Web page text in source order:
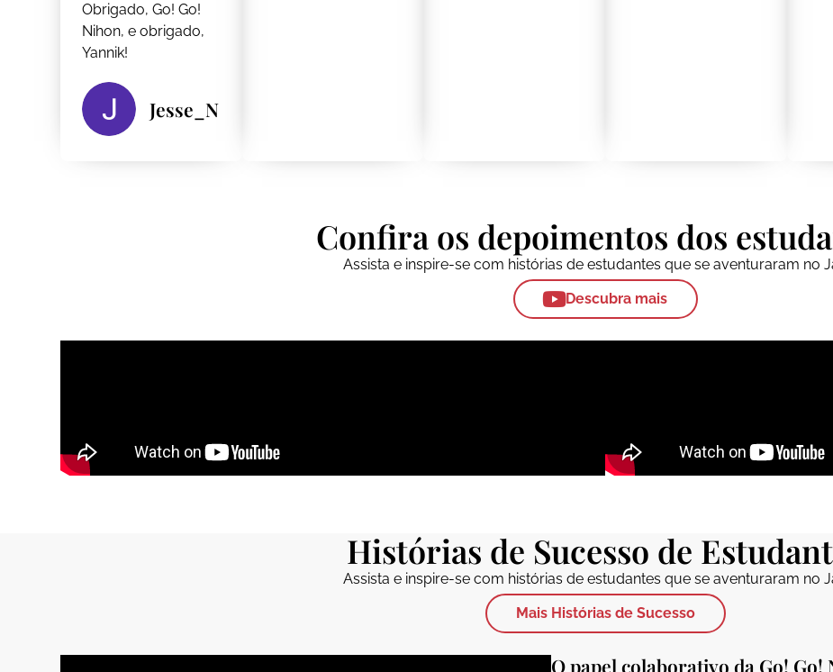
Obrigado, Go! Go!
Nihon, e obrigado,
Yannik!
Jesse_N
Confira os depoimentos dos
Assista e inspire-se com histórias de estudantes que se aventuraram no
Descubra mais
Histórias de Sucesso de
Assista e inspire-se com histórias de estudantes que se aventuraram no
Mais Histórias de Sucesso
O papel colaborativo da Go!